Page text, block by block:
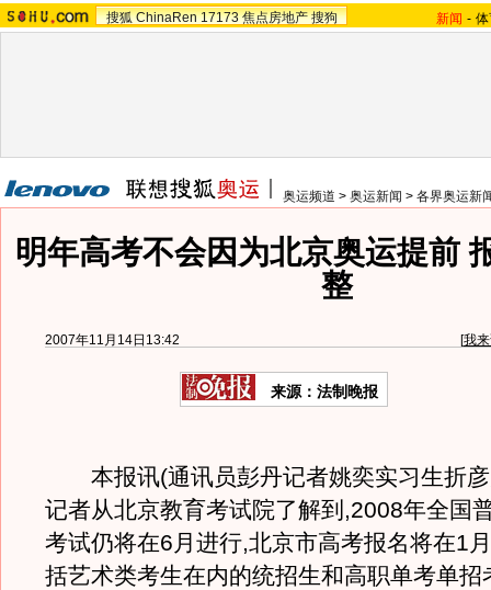
搜狐 ChinaRen 17173 焦点房地产 搜狗 新闻 -
奥运频道 > 奥运新闻 > 各界奥运新
明年高考不会因为北京奥运提前
整
2007年11月14日13:42 [我
来源：法制晚报
本报讯(通讯员彭丹记者姚奕实习生折彦
记者从北京教育考试院了解到,2008年全国
考试仍将在6月进行,北京市高考报名将在1
括艺术类考生在内的统招生和高职单考单招